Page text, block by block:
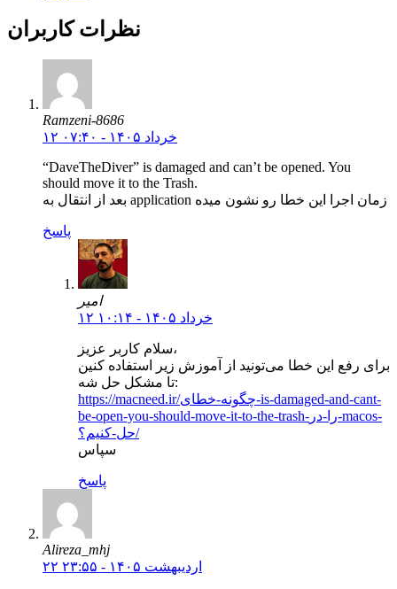
نظرات کاربران
Ramzeni-8686
۱۲ خرداد ۱۴۰۵ - ۰۷:۴۰
“DaveTheDiver” is damaged and can’t be opened. You
should move it to the Trash.
بعد از انتقال به application زمان اجرا این خطا رو نشون میده
پاسخ
امیر
۱۲ خرداد ۱۴۰۵ - ۱۰:۱۴
سلام کاربر عزیز،
برای رفع این خطا می‌تونید از آموزش زیر استفاده کنین
تا مشکل حل شه:
https://macneed.ir/چگونه-خطای-is-damaged-and-cant-
be-open-you-should-move-it-to-the-trash-را-در-macos-
حل-کنیم؟/
سپاس
پاسخ
Alireza_mhj
۲۲ اردیبهشت ۱۴۰۵ - ۲۳:۵۵